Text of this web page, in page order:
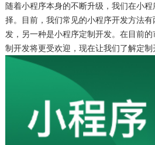
随着小程序本身的不断升级，我们在小
择。目前，我们常见的小程序开发方法
发，另一种是小程序定制开发。在目前
制开发将更受欢迎，现在让我们了解定制